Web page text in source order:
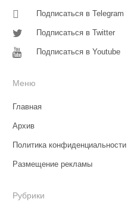
Подписаться в Telegram
Подписаться в Twitter
Подписаться в Youtube
Меню
Главная
Архив
Политика конфиденциальности
Размещение рекламы
Рубрики